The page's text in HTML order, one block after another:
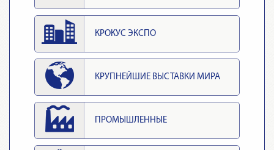
КРОКУС ЭКСПО
КРУПНЕЙШИЕ ВЫСТАВКИ МИРА
ПРОМЫШЛЕННЫЕ